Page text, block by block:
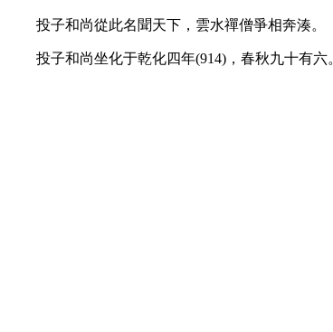
投子和尚從此名聞天下，雲水禪僧爭相奔湊。
投子和尚坐化于乾化四年(914)，春秋九十有六